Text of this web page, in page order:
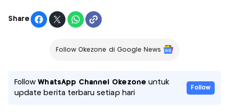
Share
Follow Okezone di Google News
FollowWhatsApp Channel Okezone untuk
update berita terbaru setiap hari
Follow